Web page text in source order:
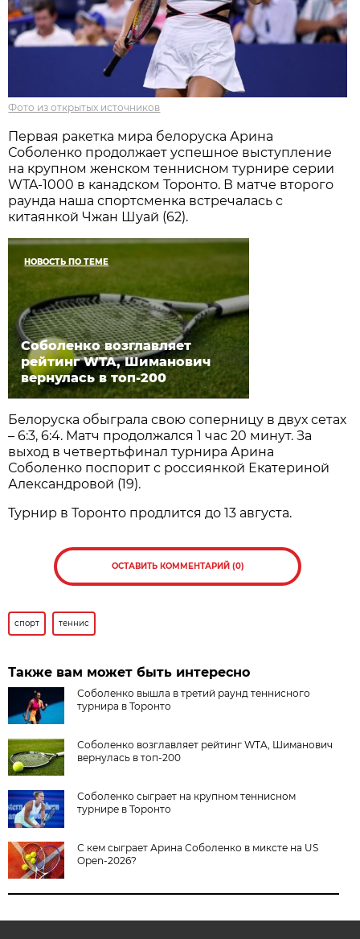
Фото из открытых источников
Первая ракетка мира белоруска Арина
Соболенко продолжает успешное выступление
на крупном женском теннисном турнире серии
WTA-1000 в канадском Торонто. В матче второго
раунда наша спортсменка встречалась с
китаянкой Чжан Шуай (62).
НОВОСТЬ ПО ТЕМЕ
Соболенко возглавляет
рейтинг WTA, Шиманович
вернулась в топ-200
Белоруска обыграла свою соперницу в двух сетах
– 6:3, 6:4. Матч продолжался 1 час 20 минут. За
выход в четвертьфинал турнира Арина
Соболенко поспорит с россиянкой Екатериной
Александровой (19).
Турнир в Торонто продлится до 13 августа.
ОСТАВИТЬ КОММЕНТАРИЙ (0)
спорт теннис
Также вам может быть интересно
Соболенко вышла в третий раунд теннисного
турнира в Торонто
Соболенко возглавляет рейтинг WTA, Шиманович
вернулась в топ-200
Соболенко сыграет на крупном теннисном
турнире в Торонто
С кем сыграет Арина Соболенко в миксте на US
Open-2026?